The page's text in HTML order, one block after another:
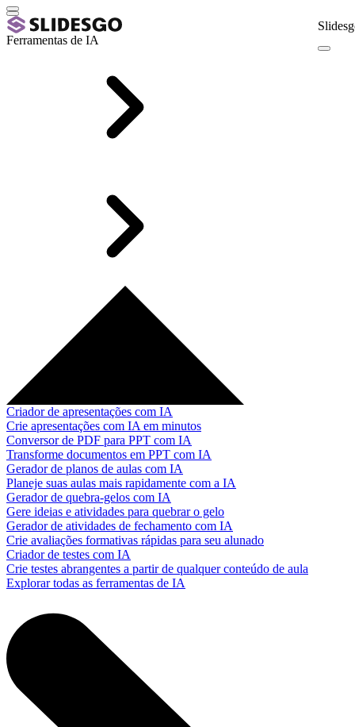
Ferramentas de IA
Criador de apresentações com IA
Crie apresentações com IA em minutos
Conversor de PDF para PPT com IA
Transforme documentos em PPT com IA
Gerador de planos de aulas com IA
Planeje suas aulas mais rapidamente com a IA
Gerador de quebra-gelos com IA
Gere ideias e atividades para quebrar o gelo
Gerador de atividades de fechamento com IA
Crie avaliações formativas rápidas para seu alunado
Criador de testes com IA
Crie testes abrangentes a partir de qualquer conteúdo de aula
Explorar todas as ferramentas de IA